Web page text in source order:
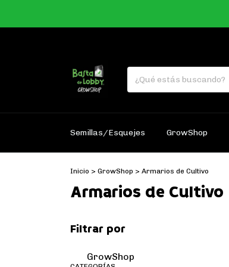
Semillas/Esquejes GrowShop
Inicio > GrowShop > Armarios de Cultivo
Armarios de Cultivo
Filtrar por
GrowShop